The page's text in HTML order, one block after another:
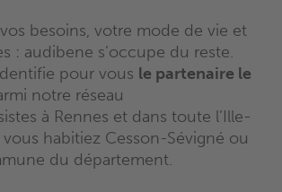
besoins, votre mode de vie et
: audibene s’occupe du reste.
pour vous le partenaire le
notre réseau
à Rennes et dans toute l’Ille-
habitiez Cesson-Sévigné ou
du département.